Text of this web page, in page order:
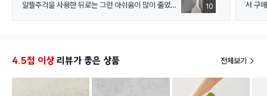
알뜰주걱을 사용한 뒤로는 그런 아쉬움이 많이 줄었어
콘으로 되어 있어 그릇의 곡면이나 모서리까지 빈틈없
요거트는 물론이고 베이킹 반죽이나 생크림을 섞을 때
도 남김없이 사용할 수 있어서 재료 낭비가 줄어드는 느
10
서 구
기 편
4.5점 이상 리뷰가 좋은 상품 전체보기